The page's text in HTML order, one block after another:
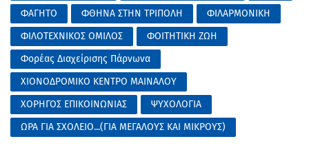
ΦΑΓΗΤΟ
ΦΘΗΝΑ ΣΤΗΝ ΤΡΙΠΟΛΗ
ΦΙΛΑΡΜΟΝΙΚΗ
ΦΙΛΟΤΕΧΝΙΚΟΣ ΟΜΙΛΟΣ
ΦΟΙΤΗΤΙΚΗ ΖΩΗ
Φορέας Διαχείρισης Πάρνωνα
ΧΙΟΝΟΔΡΟΜΙΚΟ ΚΕΝΤΡΟ ΜΑΙΝΑΛΟΥ
ΧΟΡΗΓΟΣ ΕΠΙΚΟΙΝΩΝΙΑΣ
ΨΥΧΟΛΟΓΙΑ
ΩΡΑ ΓΙΑ ΣΧΟΛΕΙΟ...(ΓΙΑ ΜΕΓΑΛΟΥΣ ΚΑΙ ΜΙΚΡΟΥΣ)